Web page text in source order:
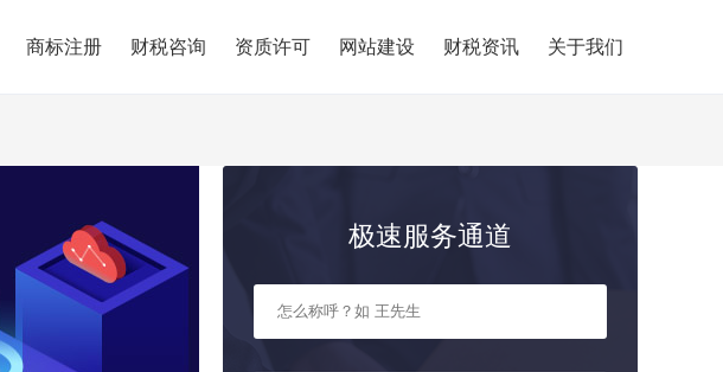
商标注册 财税咨询 资质许可 网站建设 财税资讯 关于我们
极速服务通道